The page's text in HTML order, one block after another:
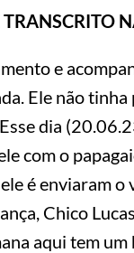
e
Ele não tinha
dia
com o
é enviaram o
Chico
aqui tem um